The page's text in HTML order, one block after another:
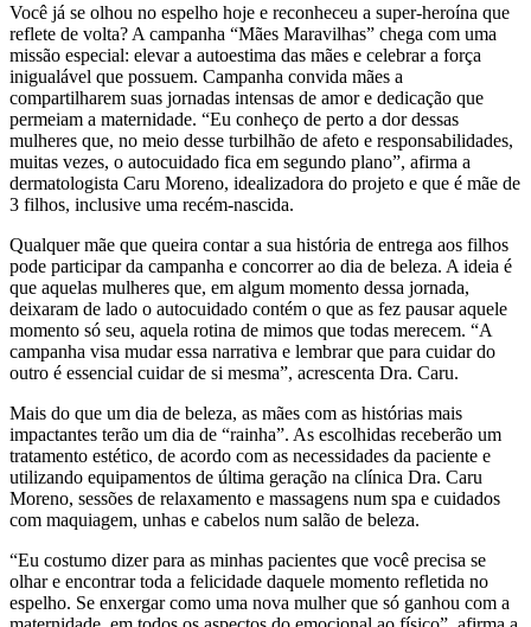
Você já se olhou no espelho hoje e reconheceu a super-heroína que
reflete de volta? A campanha “Mães Maravilhas” chega com uma
missão especial: elevar a autoestima das mães e celebrar a força
inigualável que possuem. Campanha convida mães a
compartilharem suas jornadas intensas de amor e dedicação que
permeiam a maternidade. “Eu conheço de perto a dor dessas
mulheres que, no meio desse turbilhão de afeto e responsabilidades,
muitas vezes, o autocuidado fica em segundo plano”, afirma a
dermatologista Caru Moreno, idealizadora do projeto e que é mãe de
3 filhos, inclusive uma recém-nascida.
Qualquer mãe que queira contar a sua história de entrega aos filhos
pode participar da campanha e concorrer ao dia de beleza. A ideia é
que aquelas mulheres que, em algum momento dessa jornada,
deixaram de lado o autocuidado contém o que as fez pausar aquele
momento só seu, aquela rotina de mimos que todas merecem. “A
campanha visa mudar essa narrativa e lembrar que para cuidar do
outro é essencial cuidar de si mesma”, acrescenta Dra. Caru.
Mais do que um dia de beleza, as mães com as histórias mais
impactantes terão um dia de “rainha”. As escolhidas receberão um
tratamento estético, de acordo com as necessidades da paciente e
utilizando equipamentos de última geração na clínica Dra. Caru
Moreno, sessões de relaxamento e massagens num spa e cuidados
com maquiagem, unhas e cabelos num salão de beleza.
“Eu costumo dizer para as minhas pacientes que você precisa se
olhar e encontrar toda a felicidade daquele momento refletida no
espelho. Se enxergar como uma nova mulher que só ganhou com a